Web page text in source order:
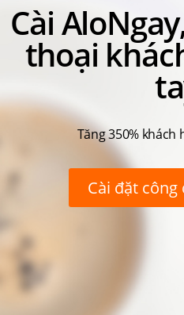
Cài
thoại
Tăng 350% khách
Cài đặt